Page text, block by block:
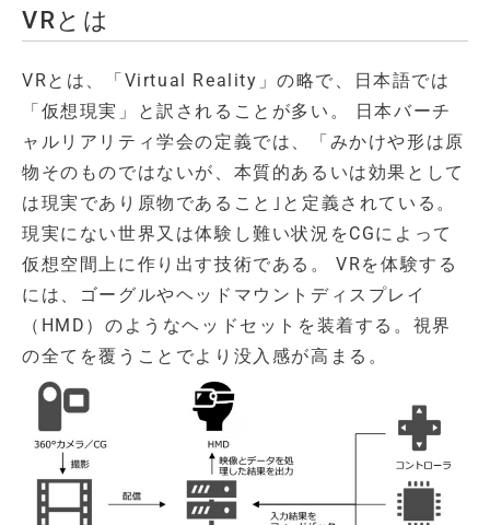
VRとは
VRとは、「Virtual Reality」の略で、日本語では
「仮想現実」と訳されることが多い。 日本バーチ
ャルリアリティ学会の定義では、「みかけや形は原
物そのものではないが、本質的あるいは効果として
は現実であり原物であること｣と定義されている。
現実にない世界又は体験し難い状況をCGによって
仮想空間上に作り出す技術である。 VRを体験する
には、ゴーグルやヘッドマウントディスプレイ
（HMD）のようなヘッドセットを装着する。視界
の全てを覆うことでより没入感が高まる。